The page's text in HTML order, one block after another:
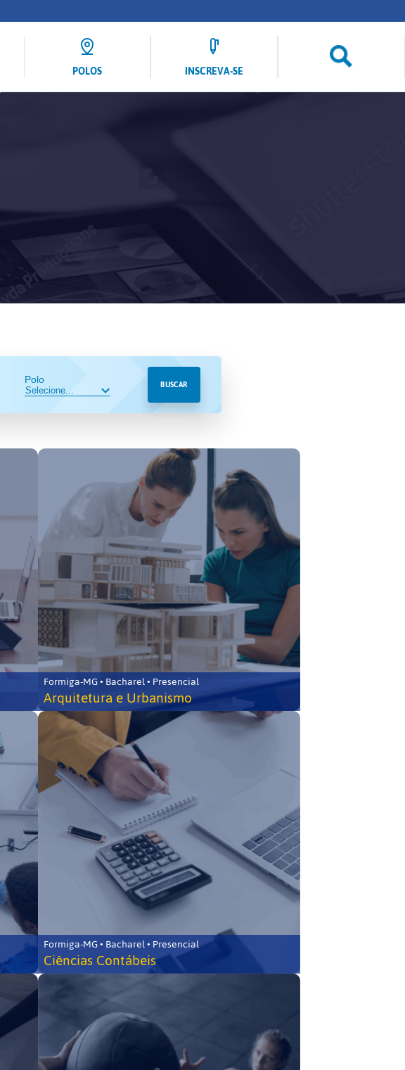
POLOS INSCREVA-SE
Polo BUSCAR
Formiga-MG • Bacharel • Presencial
Arquitetura e Urbanismo
Formiga-MG • Bacharel • Presencial
Ciências Contábeis